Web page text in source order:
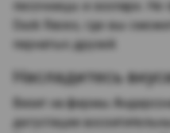
песочницы и зоопарк. Не
Duck Races, где вы
пернатых друзей.
Насладитесь
Визит на фермы
дегустации